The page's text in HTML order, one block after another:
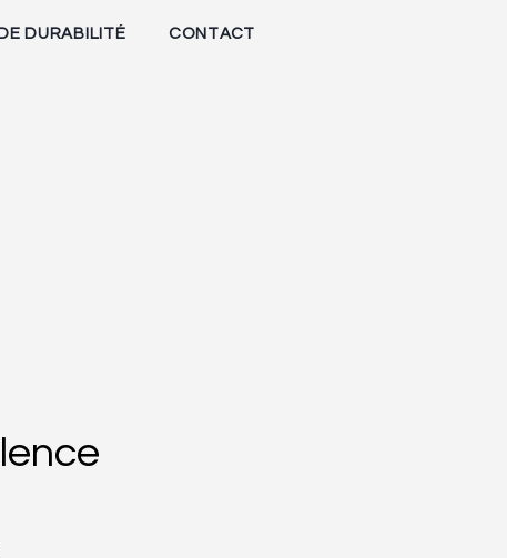
DURABILITÉ CONTACT